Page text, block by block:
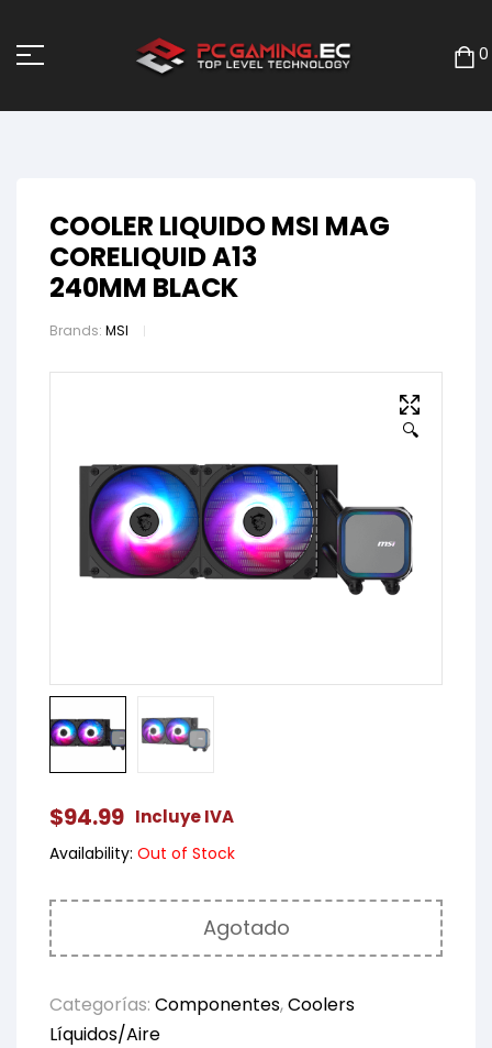
0
COOLER LIQUIDO MSI MAG
CORELIQUID A13
240MM BLACK
Brands: MSI
🔍
$94.99 Incluye IVA
Availability: Out of Stock
Agotado
Categorías: Componentes,Coolers
Líquidos/Aire